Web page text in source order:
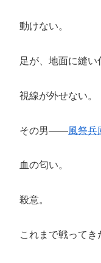
動けない。
足が、地面に縫い
視線が外せない。
その男――風祭兵
血の匂い。
殺意。
これまで戦ってき